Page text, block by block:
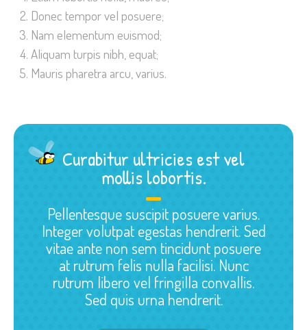
Donec tempor vel posuere;
Nam elementum euismod;
Aliquam turpis nibh, equat;
Mauris pharetra arcu, varius.
Curabitur ultricies est vel
mollis lobortis.
Pellentesque suscipit posuere varius.
Integer volutpat egestas hendrerit. Sed
vitae ante non sem tincidunt posuere
at rutrum felis nulla facilisi. Nunc
rutrum libero vel fringilla convallis.
Sed quis urna hendrerit.